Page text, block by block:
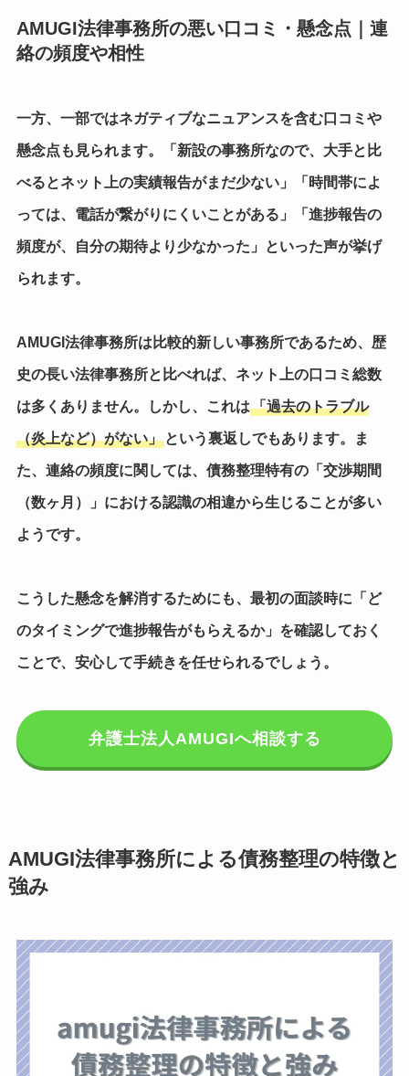
AMUGI法律事務所の悪い口コミ・懸念点｜連
絡の頻度や相性
一方、一部ではネガティブなニュアンスを含む口コミや
懸念点も見られます。 「新設の事務所なので、大手と比
べるとネット上の実績報告がまだ少ない」「時間帯によ
っては、電話が繋がりにくいことがある」「進捗報告の
頻度が、自分の期待より少なかった」 といった声が挙げ
られます。
AMUGI法律事務所は比較的新しい事務所であるため、歴
史の長い法律事務所と比べれば、ネット上の口コミ総数
は多くありません。しかし、これは「過去のトラブル
（炎上など）がない」という裏返しでもあります。ま
た、連絡の頻度に関しては、債務整理特有の「交渉期間
（数ヶ月）」における認識の相違から生じることが多い
ようです。
こうした懸念を解消するためにも、最初の面談時に「ど
のタイミングで進捗報告がもらえるか」を確認しておく
ことで、安心して手続きを任せられるでしょう。
弁護士法人AMUGIへ相談する
AMUGI法律事務所による債務整理の特徴と
強み